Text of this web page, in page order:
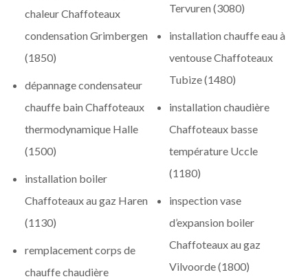
chaleur Chaffoteaux
condensation Grimbergen
(1850)
dépannage condensateur
chauffe bain Chaffoteaux
thermodynamique Halle
(1500)
installation boiler
Chaffoteaux au gaz Haren
(1130)
remplacement corps de
chauffe chaudière
Tervuren (3080)
installation chauffe eau à
ventouse Chaffoteaux
Tubize (1480)
installation chaudière
Chaffoteaux basse
température Uccle
(1180)
inspection vase
d’expansion boiler
Chaffoteaux au gaz
Vilvoorde (1800)